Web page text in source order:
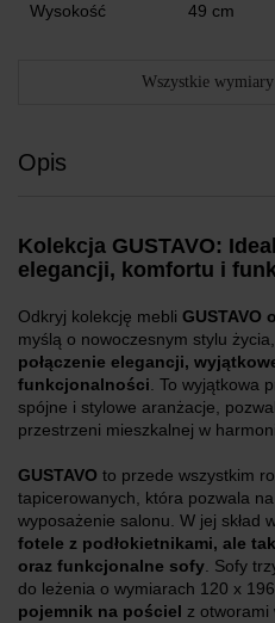
Wysokość 49 cm
Wszystkie
Opis
Kolekcja GUSTAVO:
elegancji, komfortu i
Odkryj kolekcję mebli GUSTAVO
myślą o nowoczesnym stylu
połączenie elegancji,
funkcjonalności. To wyjątkowa
spójne i stylowe aranżacje,
przestrzeni mieszkalnej w
GUSTAVO to przede wszystkim
tapicerowanych, która pozwala
wyposażenie salonu. W jej skład
fotele z podłokietnikami, ale
oraz funkcjonalne sofy. Sofy
do leżenia o wymiarach 120 x
pojemnik na pościel z otworami